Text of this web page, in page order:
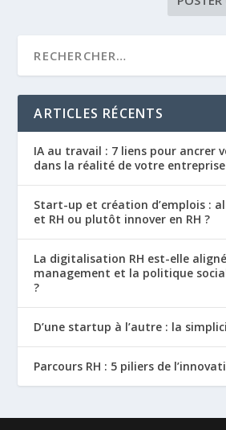
ARTICLES RÉCENTS
IA au travail : 7 liens pour ancrer
dans la réalité de votre entreprise
Start-up et création d’emplois :
et RH ou plutôt innover en RH ?
La digitalisation RH est-elle
management et la politique
?
D’une startup à l’autre : la
Parcours RH : 5 piliers de